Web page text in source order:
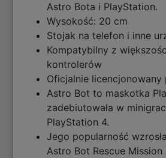
Astro Bota i PlayStation.
Wysokość: 20 cm
Stojak na telefon i inne
Kompatybilny z
kontrolerów
Oficjalnie licencjonowany
Astro Bot to maskotka
zadebiutowała w
PlayStation 4.
Jego popularność
Astro Bot Rescue Mission